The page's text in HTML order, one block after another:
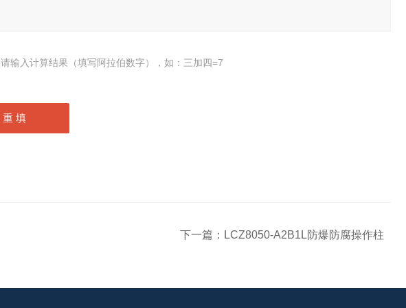
请输入计算结果（填写阿拉伯数字），如：三加四=7
下一篇： LCZ8050-A2B1L防爆防腐操作柱